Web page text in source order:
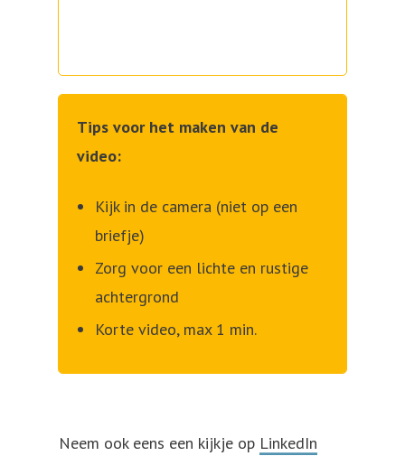
Tips voor het maken van de
video:
Kijk in de camera (niet op een
briefje)
Zorg voor een lichte en rustige
achtergrond
Korte video, max 1 min.
Neem ook eens een kijkje op LinkedIn